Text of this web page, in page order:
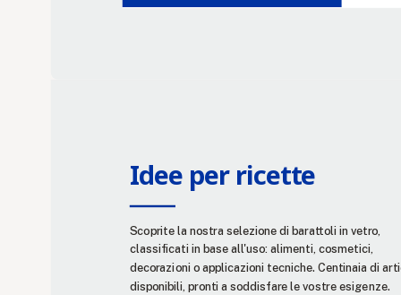
Idee per ricette
Scoprite la nostra selezione di barattoli in vetro,
classificati in base all'uso: alimenti, cosmetici,
decorazioni o applicazioni tecniche. Centinaia di
disponibili, pronti a soddisfare le vostre esigenze.